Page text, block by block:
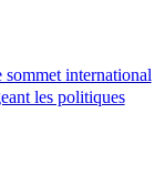
sommet international
les politiques